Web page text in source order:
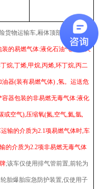
货物运输车,厢体顶部封闭,不可
的易燃气体:液化石油气,压缩天
烷,丁烯,甲烷,丙烯,环丁烷,丙二
器(装有易燃气体) ,氢。运送危
器包装的非易燃无毒气体:液化
或空气),压缩氧(氮,空气,氦,氩,
输的介质为2.1项易燃气体时,车
的介质为2.2项非易燃无毒气体
;该车仅使用排气管前置,前轮为
胎爆胎应急防护装置,仅使用子